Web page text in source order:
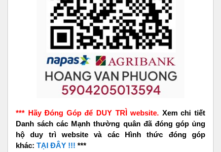
*** Hãy Đóng Góp để DUY TRÌ website. Xem chi tiết
Danh sách các Mạnh thường quân đã đóng góp ủng
hộ duy trì website và các Hình thức đóng góp
khác: TẠI ĐÂY !!! ***